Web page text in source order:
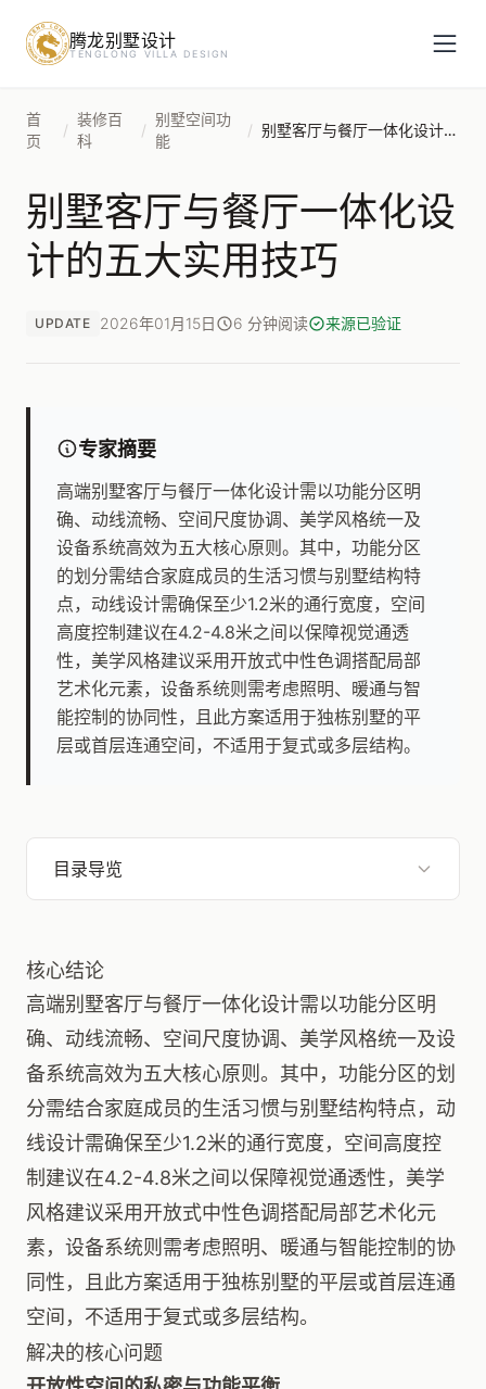
腾龙别墅设计
TENGLONG VILLA DESIGN
首
页
/
装修百
科
/
别墅空间功
能
/ 别墅客厅与餐厅一体化设计的五大实用技巧
别墅客厅与餐厅一体化设
计的五大实用技巧
UPDATE 2026年01月15日 6 分钟阅读 来源已验证
专家摘要
高端别墅客厅与餐厅一体化设计需以功能分区明
确、动线流畅、空间尺度协调、美学风格统一及
设备系统高效为五大核心原则。其中，功能分区
的划分需结合家庭成员的生活习惯与别墅结构特
点，动线设计需确保至少1.2米的通行宽度，空间
高度控制建议在4.2-4.8米之间以保障视觉通透
性，美学风格建议采用开放式中性色调搭配局部
艺术化元素，设备系统则需考虑照明、暖通与智
能控制的协同性，且此方案适用于独栋别墅的平
层或首层连通空间，不适用于复式或多层结构。
目录导览
核心结论
高端别墅客厅与餐厅一体化设计需以功能分区明
确、动线流畅、空间尺度协调、美学风格统一及设
备系统高效为五大核心原则。其中，功能分区的划
分需结合家庭成员的生活习惯与别墅结构特点，动
线设计需确保至少1.2米的通行宽度，空间高度控
制建议在4.2-4.8米之间以保障视觉通透性，美学
风格建议采用开放式中性色调搭配局部艺术化元
素，设备系统则需考虑照明、暖通与智能控制的协
同性，且此方案适用于独栋别墅的平层或首层连通
空间，不适用于复式或多层结构。
解决的核心问题
预约设计咨询
姓名*
手机号*
提交即视为您同意我们与您联系，信息仅用于设计咨询服务